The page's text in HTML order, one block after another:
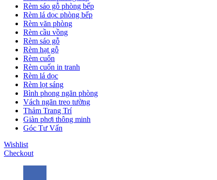
Rèm sáo gỗ phòng bếp
Rèm lá dọc phòng bếp
Rèm văn phòng
Rèm cầu vồng
Rèm sáo gỗ
Rèm hạt gỗ
Rèm cuốn
Rèm cuốn in tranh
Rèm lá dọc
Rèm lọt sáng
Bình phong ngăn phòng
Vách ngăn treo tường
Thảm Trang Trí
Giàn phơi thông minh
Góc Tư Vấn
Wishlist
Checkout